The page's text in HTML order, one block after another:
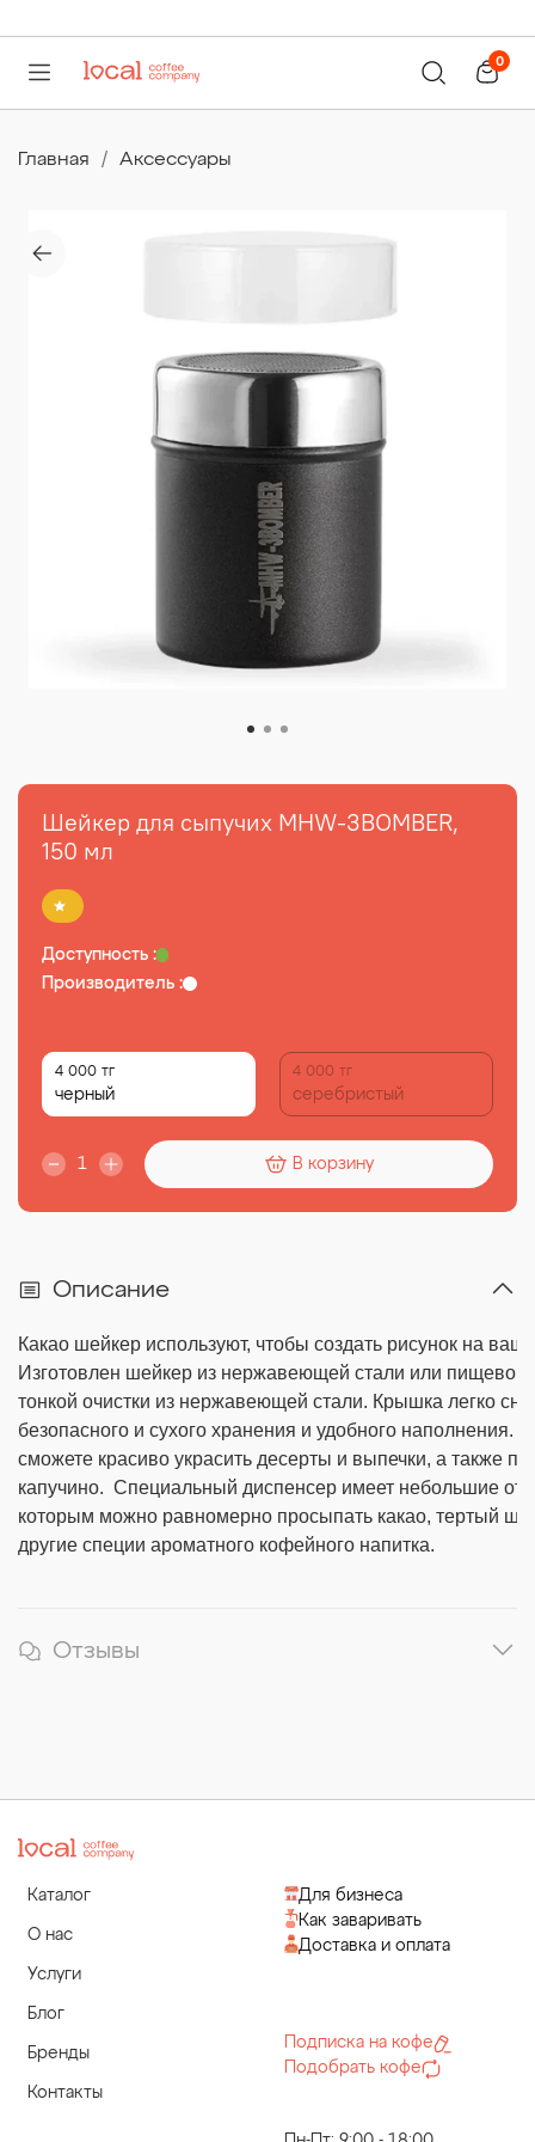
0
Главная Аксессуары
Шейкер для сыпучих MHW-3BOMBER,
150 мл
Доступность :
Производитель :
4 000 тг
черный
4 000 тг
серебристый
В корзину
Описание
Какао шейкер используют, чтобы создать рисунок на
Изготовлен шейкер из нержавеющей стали или
тонкой очистки из нержавеющей стали. Крышка легко
безопасного и сухого хранения и удобного наполнения.
сможете красиво украсить десерты и выпечки, а также
капучино.  Специальный диспенсер имеет небольшие
которым можно равномерно просыпать какао, тертый
другие специи ароматного кофейного напитка.
Отзывы
Каталог
О нас
Услуги
Блог
Бренды
Контакты
Для бизнеса
Как заваривать
Доставка и оплата
Подписка на кофе
Подобрать кофе